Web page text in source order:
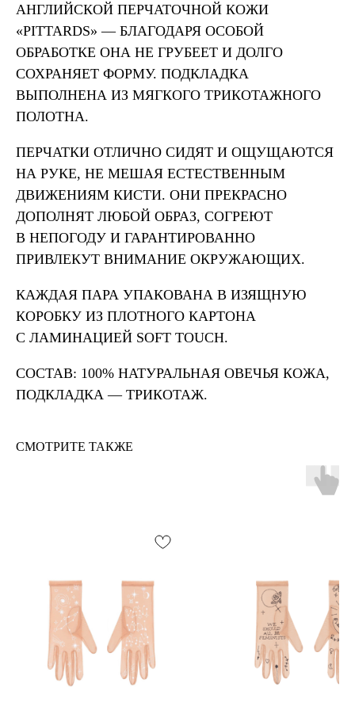
АНГЛИЙСКОЙ ПЕРЧАТОЧНОЙ КОЖИ
«PITTARDS» — БЛАГОДАРЯ ОСОБОЙ
ОБРАБОТКЕ ОНА НЕ ГРУБЕЕТ И ДОЛГО
СОХРАНЯЕТ ФОРМУ. ПОДКЛАДКА
ВЫПОЛНЕНА ИЗ МЯГКОГО ТРИКОТАЖНОГО
ПОЛОТНА.
ПЕРЧАТКИ ОТЛИЧНО СИДЯТ И ОЩУЩАЮТСЯ
НА РУКЕ, НЕ МЕШАЯ ЕСТЕСТВЕННЫМ
ДВИЖЕНИЯМ КИСТИ. ОНИ ПРЕКРАСНО
ДОПОЛНЯТ ЛЮБОЙ ОБРАЗ, СОГРЕЮТ
В НЕПОГОДУ И ГАРАНТИРОВАННО
ПРИВЛЕКУТ ВНИМАНИЕ ОКРУЖАЮЩИХ.
КАЖДАЯ ПАРА УПАКОВАНА В ИЗЯЩНУЮ
КОРОБКУ ИЗ ПЛОТНОГО КАРТОНА
С ЛАМИНАЦИЕЙ SOFT TOUCH.
СОСТАВ: 100% НАТУРАЛЬНАЯ ОВЕЧЬЯ КОЖА,
ПОДКЛАДКА — ТРИКОТАЖ.
СМОТРИТЕ ТАКЖЕ